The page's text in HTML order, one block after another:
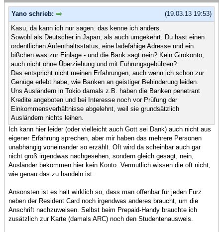
(19.03.13 19:53)
Yano schrieb:
Kasu, da kann ich nur sagen. das kenne ich anders.
Sowohl als Deutscher in Japan, als auch umgekehrt. Du hast einen
ordentlichen Aufenthaltsstatus, eine ladefähige Adresse und ein
bißchen was zur Einlage - und die Bank sagt nein? Kein Girokonto,
auch nicht ohne Überziehung und mit Führungsgebühren?
Das entspricht nicht meinen Erfahrungen, auch wenn ich schon zur
Genüge erlebt habe, wie Banken an geistiger Behinderung leiden.
Uns Ausländern in Tokio damals z.B. haben die Banken penetrant
Kredite angeboten und bei Interesse noch vor Prüfung der
Einkommensverhältnisse abgelehnt, weil sie grundsätzlich
Ausländern nichts leihen.
Ich kann hier leider (oder vielleicht auch Gott sei Dank) auch nicht aus
eigener Erfahrung sprechen, aber mir haben das mehrere Personen
unabhängig voneinander so erzählt. Oft wird da scheinbar auch gar
nicht groß irgendwas nachgesehen, sondern gleich gesagt, nein,
Ausländer bekommen hier kein Konto. Vermutlich wissen die oft nicht,
wie genau das zu handeln ist.
Ansonsten ist es halt wirklich so, dass man offenbar für jeden Furz
neben der Resident Card noch irgendwas anderes braucht, um die
Anschrift nachzuweisen. Selbst beim Prepaid-Handy brauchte ich
zusätzlich zur Karte (damals ARC) noch den Studentenausweis.